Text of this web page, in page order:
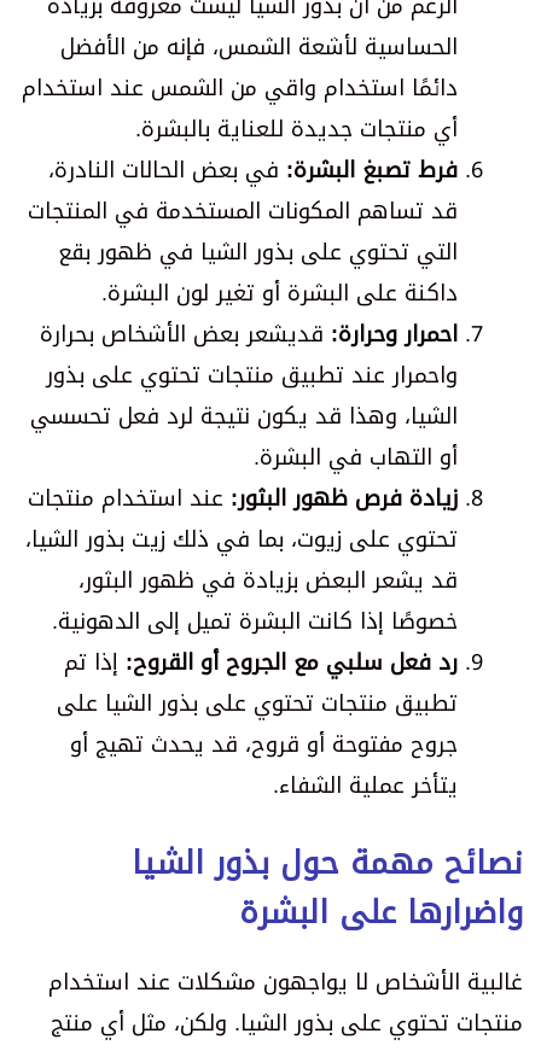
الحساسية لأشعة الشمس، فإنه من الأفضل
دائمًا استخدام واقي من الشمس عند استخدام
أي منتجات جديدة للعناية بالبشرة.
فرط تصبغ البشرة: في بعض الحالات النادرة،
قد تساهم المكونات المستخدمة في المنتجات
التي تحتوي على بذور الشيا في ظهور بقع
داكنة على البشرة أو تغير لون البشرة.
احمرار وحرارة: قديشعر بعض الأشخاص بحرارة
واحمرار عند تطبيق منتجات تحتوي على بذور
الشيا، وهذا قد يكون نتيجة لرد فعل تحسسي
أو التهاب في البشرة.
زيادة فرص ظهور البثور: عند استخدام منتجات
تحتوي على زيوت، بما في ذلك زيت بذور الشيا،
قد يشعر البعض بزيادة في ظهور البثور،
خصوصًا إذا كانت البشرة تميل إلى الدهونية.
رد فعل سلبي مع الجروح أو القروح: إذا تم
تطبيق منتجات تحتوي على بذور الشيا على
جروح مفتوحة أو قروح، قد يحدث تهيج أو
يتأخر عملية الشفاء.
نصائح مهمة حول بذور الشيا
واضرارها على البشرة
غالبية الأشخاص لا يواجهون مشكلات عند استخدام
منتجات تحتوي على بذور الشيا. ولكن، مثل أي منتج